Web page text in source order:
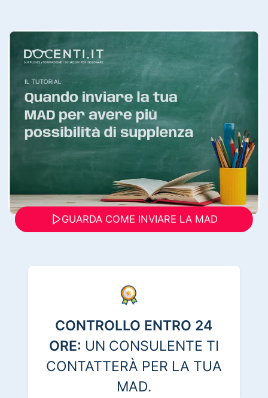
GUARDA COME INVIARE LA MAD
CONTROLLO ENTRO 24
ORE: UN CONSULENTE TI
CONTATTERÀ PER LA TUA
MAD.